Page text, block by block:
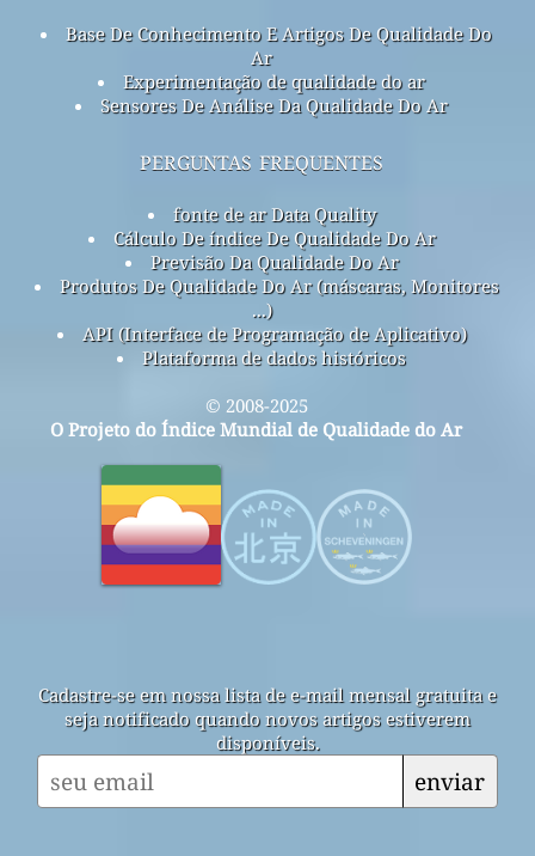
Base De Conhecimento E Artigos De Qualidade Do
Ar
Experimentação de qualidade do ar
Sensores De Análise Da Qualidade Do Ar
perguntas frequentes
fonte de ar Data Quality
Cálculo De índice De Qualidade Do Ar
Previsão Da Qualidade Do Ar
Produtos De Qualidade Do Ar (máscaras, Monitores
...)
API (Interface de Programação de Aplicativo)
Plataforma de dados históricos
© 2008-2025
O Projeto do Índice Mundial de Qualidade do Ar
Cadastre-se em nossa lista de e-mail mensal gratuita e
seja notificado quando novos artigos estiverem
disponíveis.
enviar